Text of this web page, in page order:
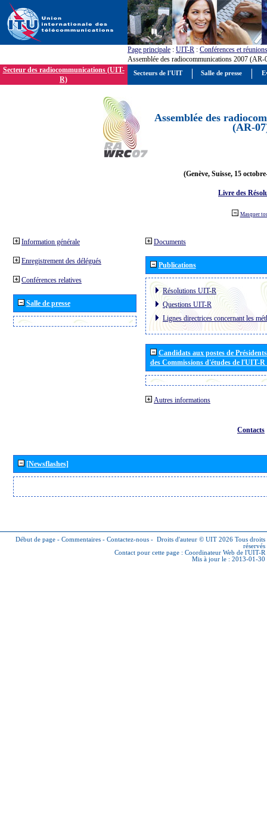
Page principale : UIT-R : Conférences et réunions
Assemblée des radiocommunications 2007 (AR-
Secteur des radiocommunications (UIT-
R)
Assemblée des
(AR-
(Genève, Suisse, 15
Livre des
Masquer
Information générale
Enregistrement des délégués
Conférences relatives
Salle de presse
Documents
Publications
Résolutions UIT-R
Questions UIT-R
Lignes directrices concernant les
Candidats aux postes de
des Commissions d'études de l'UIT-
Autres informations
Contacts
[Newsflashes]
Début de page - Commentaires - Contactez-nous - Droits d'auteur © UIT 2026 Tous droits
réservés
Contact pour cette page : Coordinateur Web de l'UIT-R
Mis à jour le : 2013-01-30
Secteurs de l'UIT Salle de presse